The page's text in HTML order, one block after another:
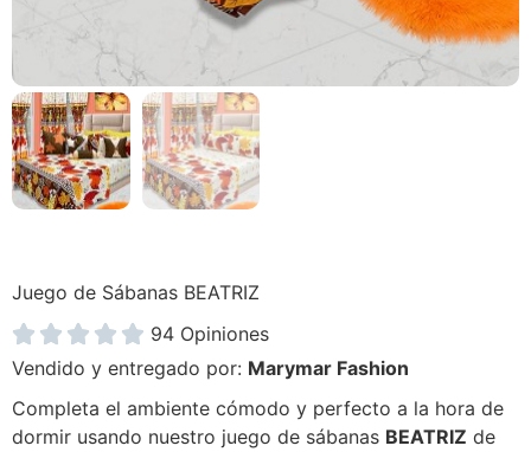
Juego de Sábanas BEATRIZ
     94 Opiniones
Vendido y entregado por: Marymar Fashion
Completa el ambiente cómodo y perfecto a la hora de
dormir usando nuestro juego de sábanas BEATRIZ de